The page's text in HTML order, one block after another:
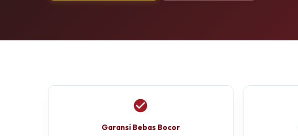
Garansi Bebas Bocor